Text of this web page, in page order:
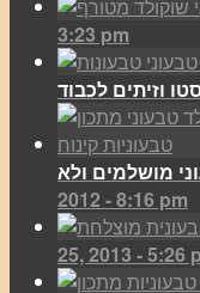
3:23 pm
2012 - 8:16 pm
25, 2013 - 5:26